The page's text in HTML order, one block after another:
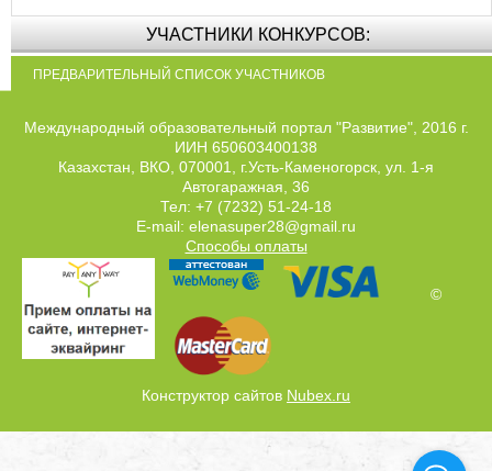
УЧАСТНИКИ КОНКУРСОВ:
ПРЕДВАРИТЕЛЬНЫЙ СПИСОК УЧАСТНИКОВ
Международный образовательный портал "Развитие", 2016 г.
ИИН 650603400138
Казахстан, ВКО, 070001, г.Усть-Каменогорск, ул. 1-я
Автогаражная, 36
Тел: +7 (7232) 51-24-18
E-mail: elenasuper28@gmail.ru
Способы оплаты
©
Конструктор сайтов Nubex.ru